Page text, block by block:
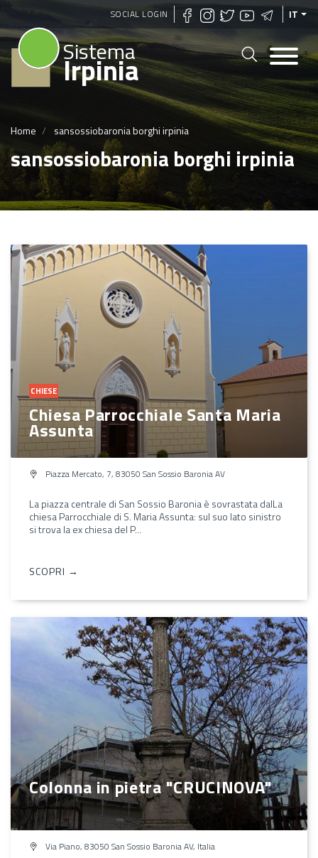
Salta
al
contenuto
principale
SOCIAL LOGIN IT
Sistema
Irpinia
Home sansossiobaronia borghi irpinia
sansossiobaronia borghi irpinia
CHIESE
Chiesa Parrocchiale Santa Maria
Assunta
Piazza Mercato, 7, 83050 San Sossio Baronia AV
La piazza centrale di San Sossio Baronia è sovrastata dalLa
chiesa Parrocchiale di S. Maria Assunta: sul suo lato sinistro
si trova la ex chiesa del P...
SCOPRI →
Colonna in pietra "CRUCINOVA"
Via Piano, 83050 San Sossio Baronia AV, Italia